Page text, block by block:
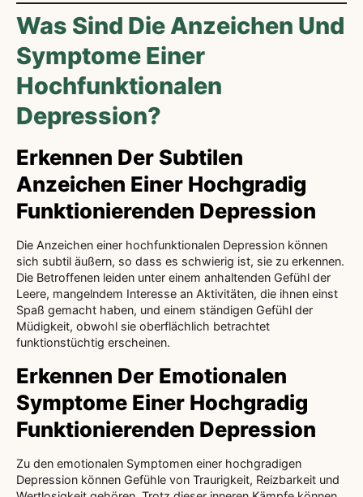
Was Sind Die Anzeichen Und
Symptome Einer
Hochfunktionalen
Depression?
Erkennen Der Subtilen
Anzeichen Einer Hochgradig
Funktionierenden Depression
Die Anzeichen einer hochfunktionalen Depression können
sich subtil äußern, so dass es schwierig ist, sie zu erkennen.
Die Betroffenen leiden unter einem anhaltenden Gefühl der
Leere, mangelndem Interesse an Aktivitäten, die ihnen einst
Spaß gemacht haben, und einem ständigen Gefühl der
Müdigkeit, obwohl sie oberflächlich betrachtet
funktionstüchtig erscheinen.
Erkennen Der Emotionalen
Symptome Einer Hochgradig
Funktionierenden Depression
Zu den emotionalen Symptomen einer hochgradigen
Depression können Gefühle von Traurigkeit, Reizbarkeit und